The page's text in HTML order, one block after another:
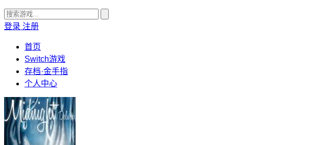
登录 注册
首页
Switch游戏
存档·金手指
个人中心